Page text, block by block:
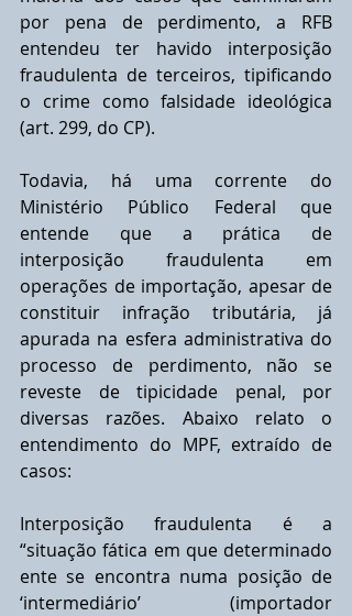
por pena de perdimento, a RFB
entendeu ter havido interposição
fraudulenta de terceiros, tipificando
o crime como falsidade ideológica
(art. 299, do CP).
Todavia, há uma corrente do
Ministério Público Federal que
entende que a prática de
interposição fraudulenta em
operações de importação, apesar de
constituir infração tributária, já
apurada na esfera administrativa do
processo de perdimento, não se
reveste de tipicidade penal, por
diversas razões. Abaixo relato o
entendimento do MPF, extraído de
casos:
Interposição fraudulenta é a
“situação fática em que determinado
ente se encontra numa posição de
‘intermediário’ (importador